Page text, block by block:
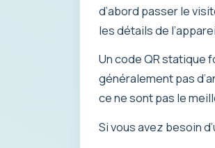
d’abord passer le
les détails de
Un code QR statique
généralement pas
ce ne sont pas le
Si vous avez besoin